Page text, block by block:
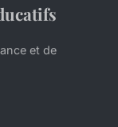
et de